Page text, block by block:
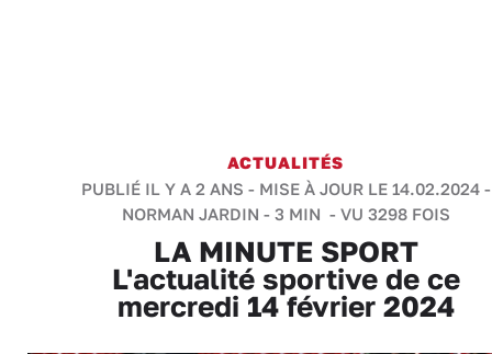
ACTUALITÉS
PUBLIÉ IL Y A 2 ANS - MISE À JOUR LE 14.02.2024 -
NORMAN JARDIN - 3 MIN - VU 3298 FOIS
LA MINUTE SPORT
L'actualité sportive de ce
mercredi 14 février 2024